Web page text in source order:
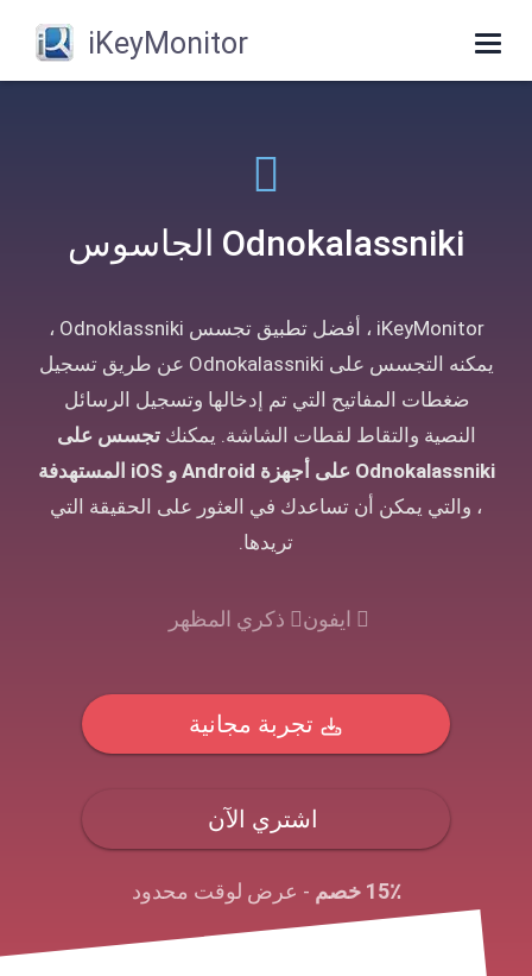
Toggle
navigation
iKeyMonitor
Odnokalassniki الجاسوس
iKeyMonitor ، أفضل تطبيق تجسس Odnoklassniki ،
يمكنه التجسس على Odnokalassniki عن طريق تسجيل
ضغطات المفاتيح التي تم إدخالها وتسجيل الرسائل
النصية والتقاط لقطات الشاشة. يمكنك تجسس على
Odnokalassniki على أجهزة Android و iOS المستهدفة
، والتي يمكن أن تساعدك في العثور على الحقيقة التي
تريدها.
ايفون ذكري المظهر
تجربة مجانية
اشتري الآن
15٪ خصم - عرض لوقت محدود